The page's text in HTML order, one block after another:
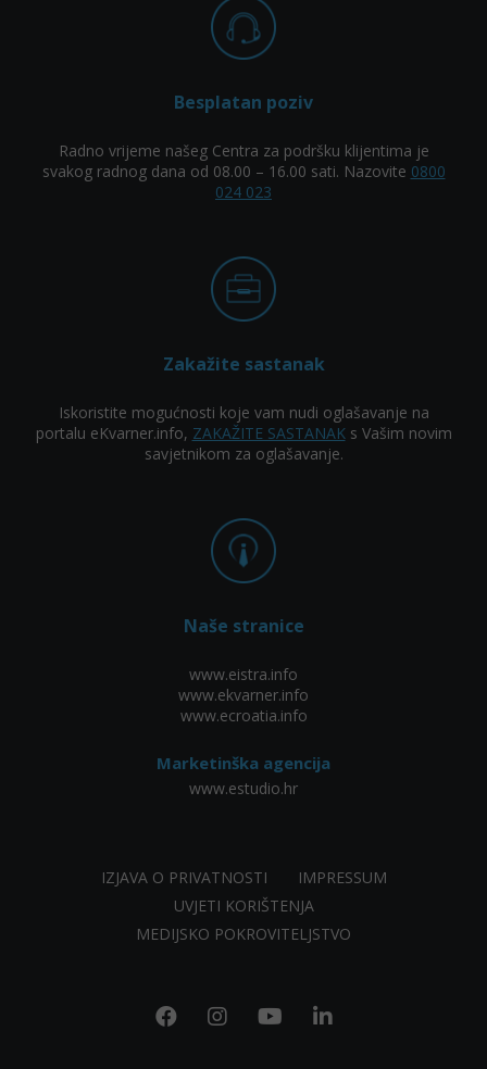
Besplatan poziv
Radno vrijeme našeg Centra za podršku klijentima je
svakog radnog dana od 08.00 – 16.00 sati. Nazovite 0800
024 023
Zakažite sastanak
Iskoristite mogućnosti koje vam nudi oglašavanje na
portalu eKvarner.info, ZAKAŽITE SASTANAKs Vašim novim
savjetnikom za oglašavanje.
Naše stranice
www.eistra.info
www.ekvarner.info
www.ecroatia.info
Marketinška agencija
www.estudio.hr
IZJAVA O PRIVATNOSTI
IMPRESSUM
UVJETI KORIŠTENJA
MEDIJSKO POKROVITELJSTVO